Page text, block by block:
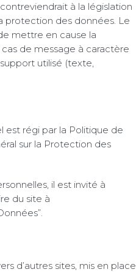
à la législation
protection des données. Le
mettre en cause la
de message à caractère
utilisé (texte,
est régi par la Politique de
sur la Protection des
il est invité à
du site à
d’autres sites, mis en place